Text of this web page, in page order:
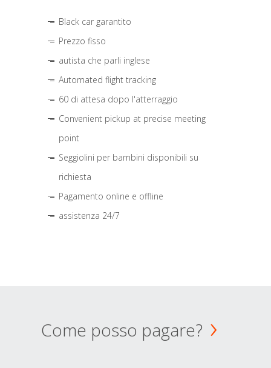
Black car garantito
Prezzo fisso
autista che parli inglese
Automated flight tracking
60 di attesa dopo l'atterraggio
Convenient pickup at precise meeting
point
Seggiolini per bambini disponibili su
richiesta
Pagamento online e offline
assistenza 24/7
Come posso pagare?